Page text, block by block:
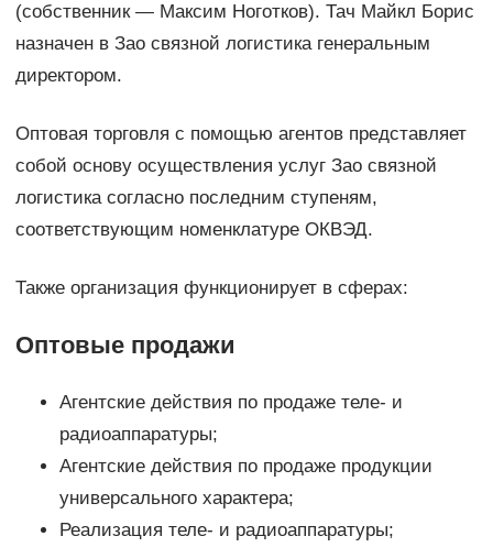
(собственник — Максим Ноготков). Тач Майкл Борис
назначен в Зао связной логистика генеральным
директором.
Оптовая торговля с помощью агентов представляет
собой основу осуществления услуг Зао связной
логистика согласно последним ступеням,
соответствующим номенклатуре ОКВЭД.
Также организация функционирует в сферах:
Оптовые продажи
Агентские действия по продаже теле- и
радиоаппаратуры;
Агентские действия по продаже продукции
универсального характера;
Реализация теле- и радиоаппаратуры;